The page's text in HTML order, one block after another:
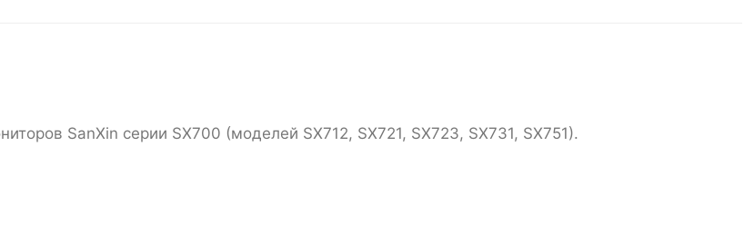
SanXin серии SX700 (моделей SX712, SX721, SX723, SX731, SX751).